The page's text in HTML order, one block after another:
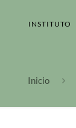
INSTITUTO
Inicio